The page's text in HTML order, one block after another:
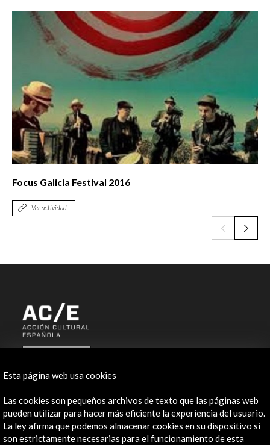
Focus Galicia Festival 2016
Ver actividad
Contacta
info@accioncultural.es
+34 91 700 4000
Esta página web usa cookies
Las cookies son pequeños archivos de texto que las páginas web
pueden utilizar para hacer más eficiente la experiencia del usuario.
La ley afirma que podemos almacenar cookies en su dispositivo si
son estrictamente necesarias para el funcionamiento de esta